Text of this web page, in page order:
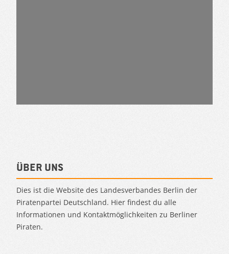
Über uns
Dies ist die Website des Landesverbandes Berlin der
Piratenpartei Deutschland. Hier findest du alle
Informationen und Kontaktmöglichkeiten zu Berliner
Piraten.